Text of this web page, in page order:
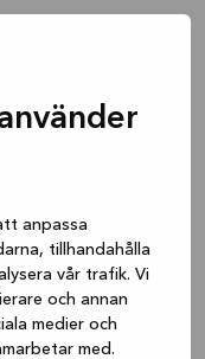
anpassa
tillhandahålla
vår trafik. Vi
och annan
medier och
med.